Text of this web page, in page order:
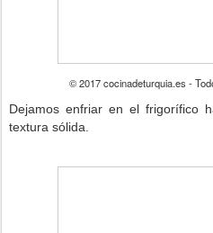
© 2017 cocinadeturquia.es -
Dejamos enfriar en el frigorífico
textura sólida.